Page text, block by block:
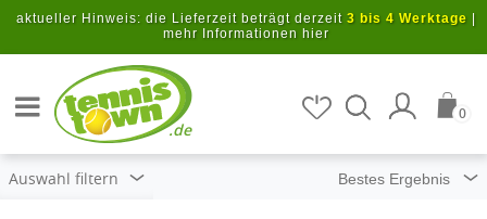
Zum Hauptinhalt springen
aktueller Hinweis: die Lieferzeit beträgt derzeit 3 bis 4 Werktage
mehr Informationen hier
.de
0
Auswahl filtern